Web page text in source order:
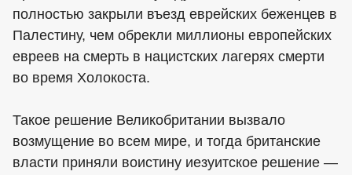
полностью закрыли въезд еврейских беженцев в
Палестину, чем обрекли миллионы европейских
евреев на смерть в нацистских лагерях смерти
во время Холокоста.
Такое решение Великобритании вызвало
возмущение во всем мире, и тогда британские
власти приняли воистину иезуитское решение —